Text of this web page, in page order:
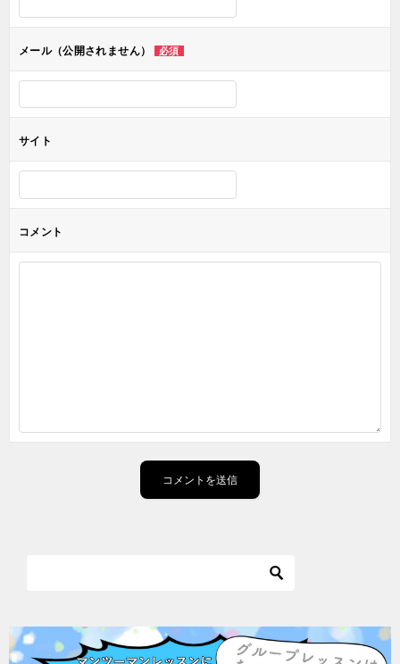
ン
メール（公開されません） 必須
サイト
コメント